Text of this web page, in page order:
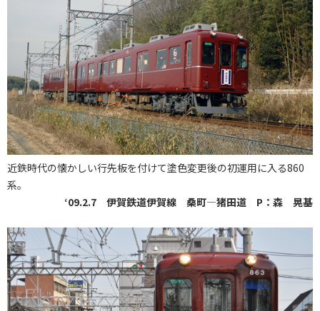
近鉄時代の懐かしい行先板を付けて塗色変更後の初運用に入る860
系。
‘09.2.7 伊賀鉄道伊賀線 桑町―猪田道 P：森 晃基